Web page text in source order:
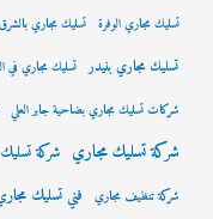
تسليك مجاري الوفرة تسليك مجاري بالشرق
تسليك مجاري بنيدر تسليك مجاري في
شركات تسليك مجاري بضاحية جابر العلي
شركة تسليك مجاري شركة
شركة تنظيف مجاري فني تسليك